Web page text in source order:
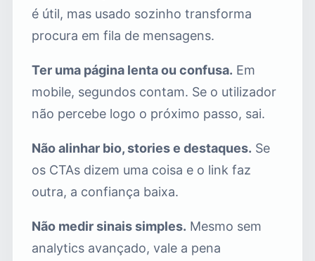
é útil, mas usado sozinho transforma
procura em fila de mensagens.
Ter uma página lenta ou confusa. Em
mobile, segundos contam. Se o utilizador
não percebe logo o próximo passo, sai.
Não alinhar bio, stories e destaques. Se
os CTAs dizem uma coisa e o link faz
outra, a confiança baixa.
Não medir sinais simples. Mesmo sem
analytics avançado, vale a pena